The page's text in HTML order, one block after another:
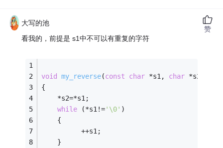
大写的池
看我的，前提是 s1中不可以有重复的字符
void my_reverse(const char *s1, char *s2 )
{
    *s2=*s1;
while (*s1!='\0' )
    {
          ++s1;
    }
赞